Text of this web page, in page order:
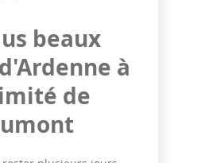
beaux
à
de